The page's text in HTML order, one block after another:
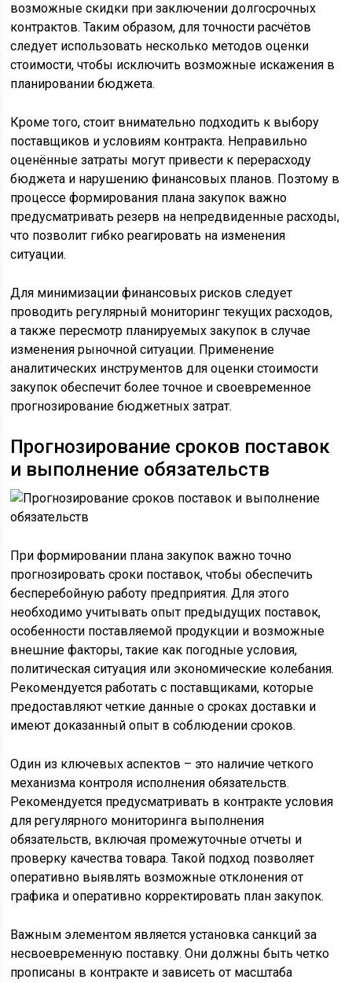
возможные скидки при заключении долгосрочных
контрактов. Таким образом, для точности расчётов
следует использовать несколько методов оценки
стоимости, чтобы исключить возможные искажения в
планировании бюджета.
Кроме того, стоит внимательно подходить к выбору
поставщиков и условиям контракта. Неправильно
оценённые затраты могут привести к перерасходу
бюджета и нарушению финансовых планов. Поэтому в
процессе формирования плана закупок важно
предусматривать резерв на непредвиденные расходы,
что позволит гибко реагировать на изменения
ситуации.
Для минимизации финансовых рисков следует
проводить регулярный мониторинг текущих расходов,
а также пересмотр планируемых закупок в случае
изменения рыночной ситуации. Применение
аналитических инструментов для оценки стоимости
закупок обеспечит более точное и своевременное
прогнозирование бюджетных затрат.
Прогнозирование сроков поставок
и выполнение обязательств
При формировании плана закупок важно точно
прогнозировать сроки поставок, чтобы обеспечить
бесперебойную работу предприятия. Для этого
необходимо учитывать опыт предыдущих поставок,
особенности поставляемой продукции и возможные
внешние факторы, такие как погодные условия,
политическая ситуация или экономические колебания.
Рекомендуется работать с поставщиками, которые
предоставляют четкие данные о сроках доставки и
имеют доказанный опыт в соблюдении сроков.
Один из ключевых аспектов – это наличие четкого
механизма контроля исполнения обязательств.
Рекомендуется предусматривать в контракте условия
для регулярного мониторинга выполнения
обязательств, включая промежуточные отчеты и
проверку качества товара. Такой подход позволяет
оперативно выявлять возможные отклонения от
графика и оперативно корректировать план закупок.
Важным элементом является установка санкций за
несвоевременную поставку. Они должны быть четко
прописаны в контракте и зависеть от масштаба